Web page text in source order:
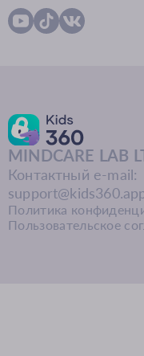
MINDCARE LAB
Контактный e-mail:
Политика
Пользовательское